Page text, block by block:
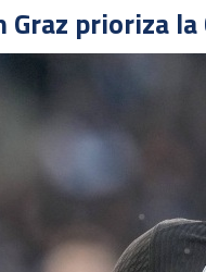
Graz prioriza